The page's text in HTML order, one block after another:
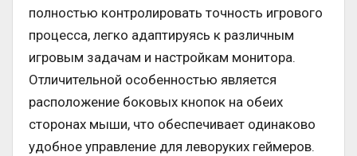
полностью контролировать точность игрового
процесса, легко адаптируясь к различным
игровым задачам и настройкам монитора.
Отличительной особенностью является
расположение боковых кнопок на обеих
сторонах мыши, что обеспечивает одинаково
удобное управление для леворуких геймеров.